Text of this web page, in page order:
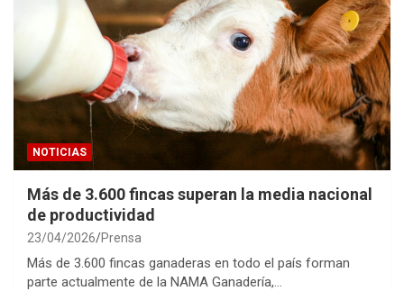
NOTICIAS
Más de 3.600 fincas superan la media nacional
de productividad
23/04/2026 Prensa
Más de 3.600 fincas ganaderas en todo el país forman
parte actualmente de la NAMA Ganadería,…